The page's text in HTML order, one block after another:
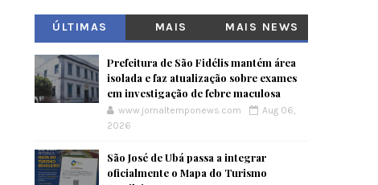
ÚLTIMAS
MAIS
MAIS NEWS
Prefeitura de São Fidélis mantém área
isolada e faz atualização sobre exames
em investigação de febre maculosa
www.jornaltemponews.com
Aug 06,
2026
São José de Ubá passa a integrar
oficialmente o Mapa do Turismo